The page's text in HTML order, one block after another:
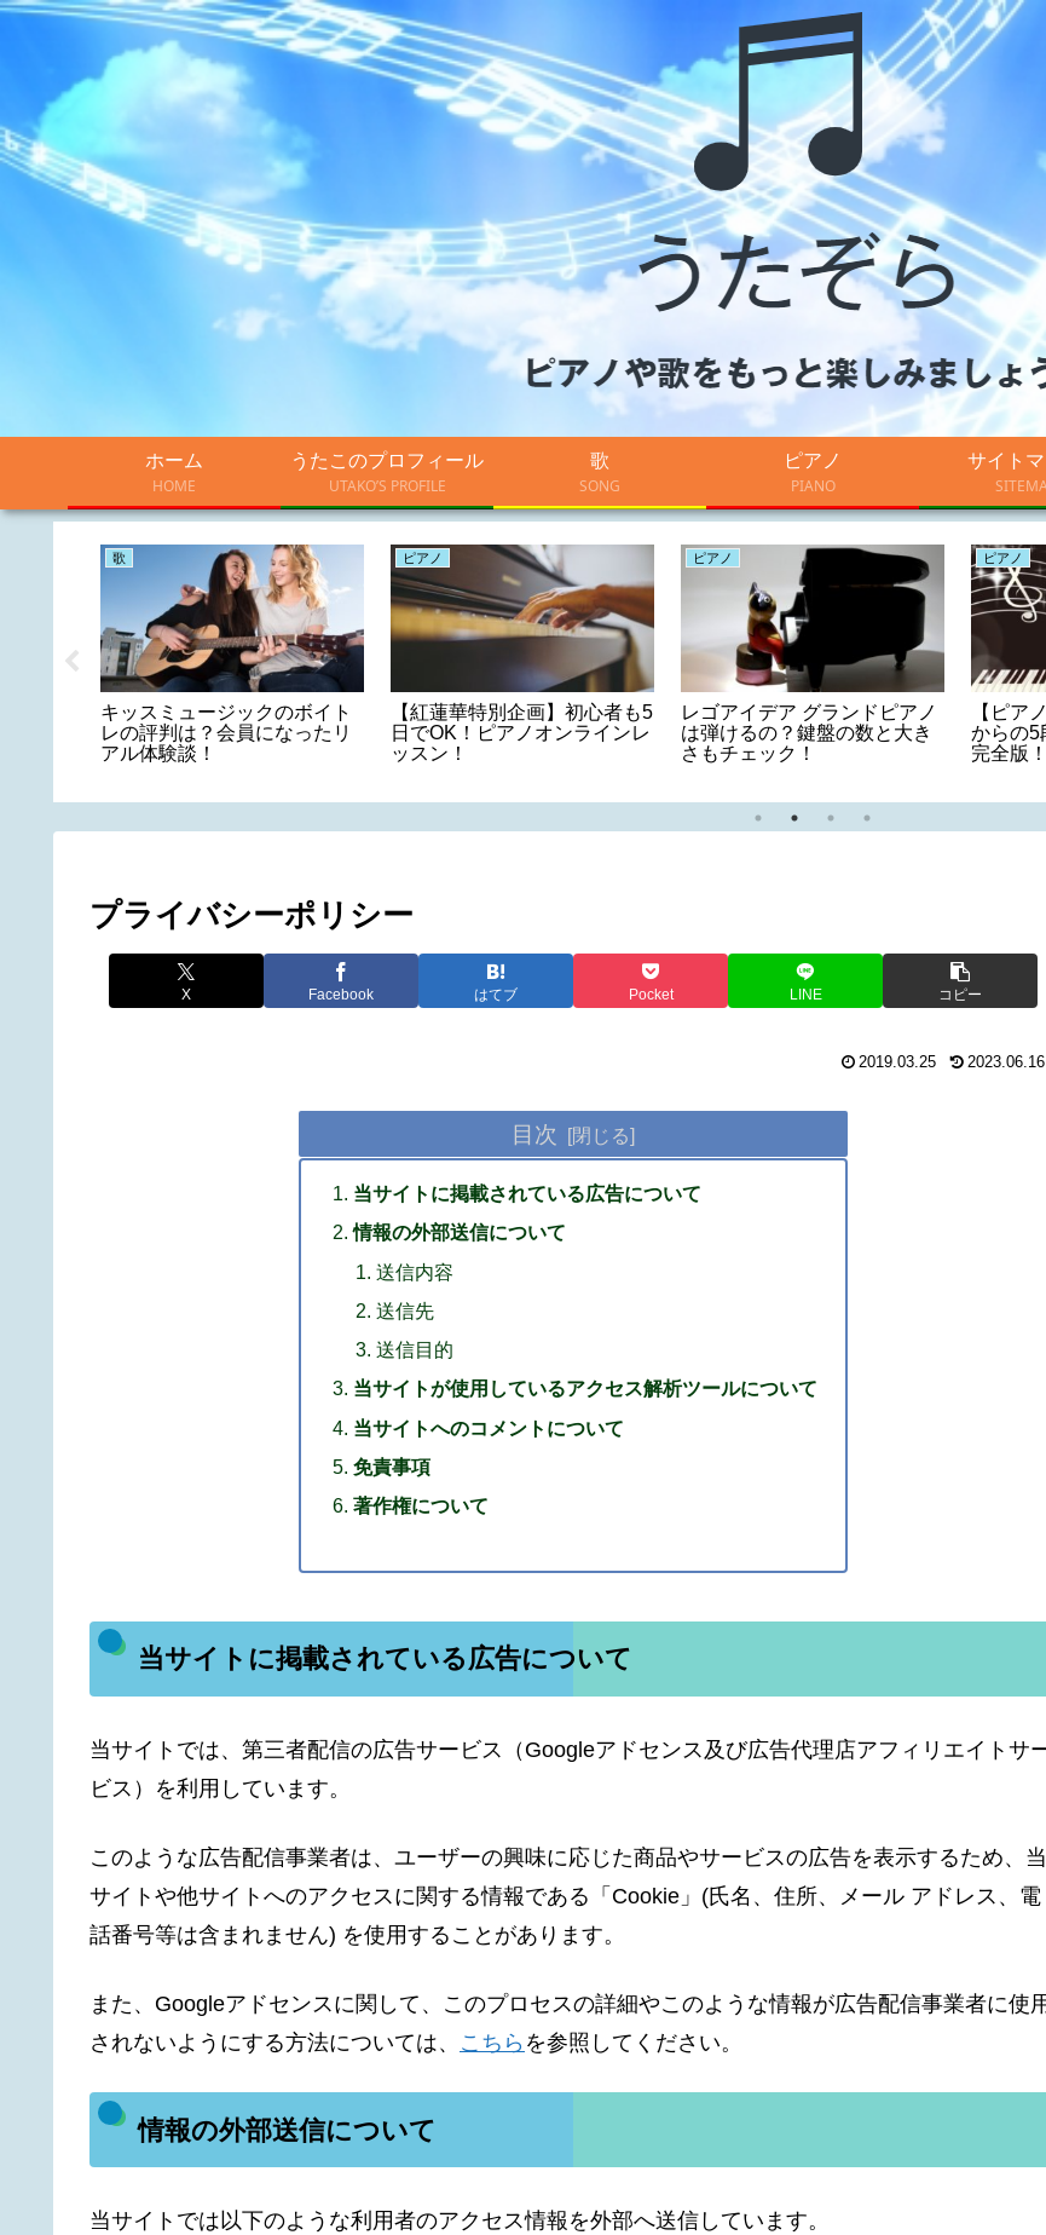
ホーム
HOME
うたこのプロフィール
UTAKO’S PROFILE
歌
SONG
ピアノ
PIANO
サイト
歌
キッスミュージックのボイト
レの評判は？会員になったリ
アル体験談！
ピアノ
【紅蓮華特別企画】初心者も5
日でOK！ピアノオンラインレ
ッスン！
ピアノ
レゴアイデア グランドピアノ
は弾けるの？鍵盤の数と大き
さもチェック！
ピアノ
【ピア
からの5
完全版！
プライバシーポリシー
X Facebook はてブ Pocket LINE コピー
2019.03.25 2023.06.16
目次
当サイトに掲載されている広告について
情報の外部送信について
送信内容
送信先
送信目的
当サイトが使用しているアクセス解析ツールについて
当サイトへのコメントについて
免責事項
著作権について
当サイトに掲載されている広告について
当サイトでは、第三者配信の広告サービス（Googleアドセンス及び広告代理店アフィリエイトサ
ビス）を利用しています。
このような広告配信事業者は、ユーザーの興味に応じた商品やサービスの広告を表示するため、当
サイトや他サイトへのアクセスに関する情報である「Cookie」(氏名、住所、メール アドレス、電
話番号等は含まれません) を使用することがあります。
また、Googleアドセンスに関して、このプロセスの詳細やこのような情報が広告配信事業者に使
されないようにする方法については、 こちら を参照してください。
情報の外部送信について
当サイトでは以下のような利用者のアクセス情報を外部へ送信しています。